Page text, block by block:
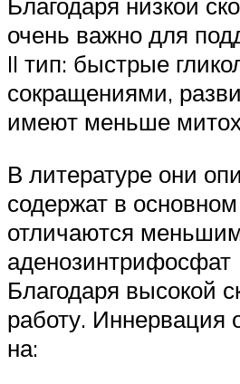
очень важно для
II тип: быстрые
сокращениями,
имеют меньше
В литературе они
содержат в
отличаются
аденозинтрифосфат
Благодаря высокой
работу. Иннервация
на: